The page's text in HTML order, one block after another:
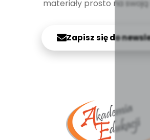
materiały prosto na
Zapisz się do